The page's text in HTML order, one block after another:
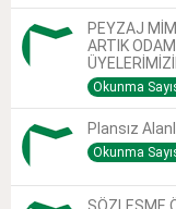
PEYZAJ
ARTIK
Okunma
Plansız
Okunma